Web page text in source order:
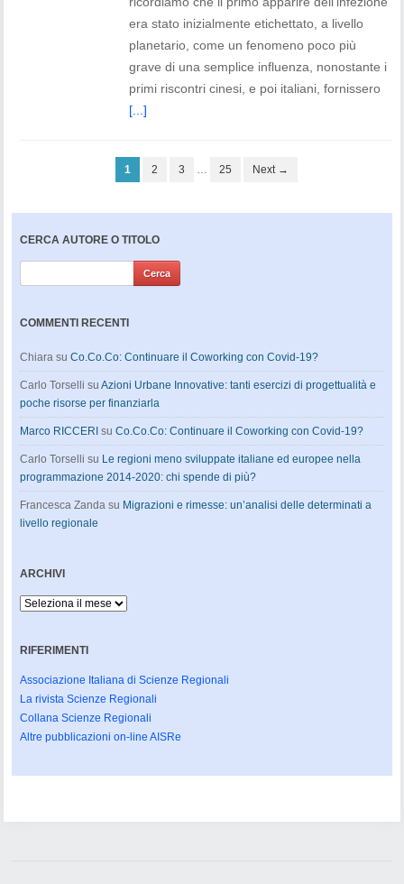
era stato inizialmente etichettato, a livello
planetario, come un fenomeno poco più
grave di una semplice influenza, nonostante i
primi riscontri cinesi, e poi italiani, fornissero
[...]
1 2 3 25 Next →
CERCA AUTORE O TITOLO
COMMENTI RECENTI
Chiara su Co.Co.Co: Continuare il Coworking con Covid-19?
Carlo Torselli su Azioni Urbane Innovative: tanti esercizi di progettualità e
poche risorse per finanziarla
Marco RICCERIsu Co.Co.Co: Continuare il Coworking con Covid-19?
Carlo Torselli su Le regioni meno sviluppate italiane ed europee nella
programmazione 2014-2020: chi spende di più?
Francesca Zanda su Migrazioni e rimesse: un’analisi delle determinati a
livello regionale
ARCHIVI
Archivi
RIFERIMENTI
Associazione Italiana di Scienze Regionali
La rivista Scienze Regionali
Collana Scienze Regionali
Altre pubblicazioni on-line AISRe